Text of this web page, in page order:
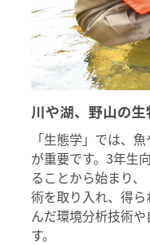
川や湖、野山の生
「生態学」では、
が重要です。3年生
ることから始まり
術を取り入れ、得
んだ環境分析技術
す。